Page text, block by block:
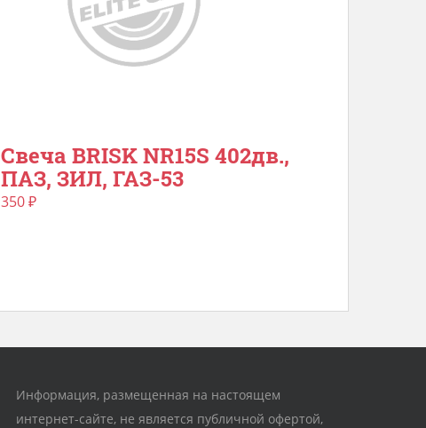
Свеча BRISK NR15S 402дв.,
ПАЗ, ЗИЛ, ГАЗ-53
350₽
Информация, размещенная на настоящем
интернет-сайте, не является публичной офертой,